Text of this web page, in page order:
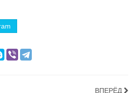
ВПЕРЁД